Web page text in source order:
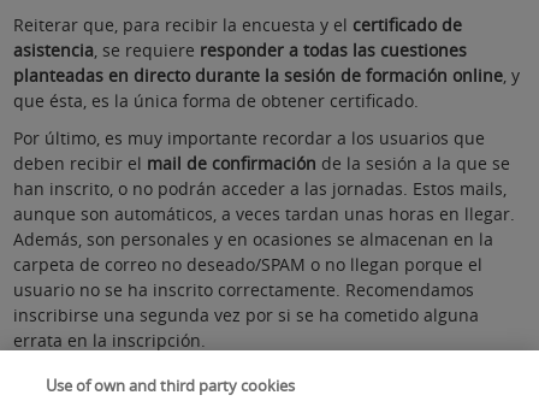
Reiterar que, para recibir la encuesta y el certificado de
asistencia , se requiere responder a todas las cuestiones
planteadas en directo durante la sesión de formación online , y
que ésta, es la única forma de obtener certificado.
Por último, es muy importante recordar a los usuarios que
deben recibir el mail de confirmación de la sesión a la que se
han inscrito, o no podrán acceder a las jornadas. Estos mails,
aunque son automáticos, a veces tardan unas horas en llegar.
Además, son personales y en ocasiones se almacenan en la
carpeta de correo no deseado/SPAM o no llegan porque el
usuario no se ha inscrito correctamente. Recomendamos
inscribirse una segunda vez por si se ha cometido alguna
errata en la inscripción.
IMPORTANTE:UNA VEZ INSCRITOS, RECIBIRÁN
Use of own and third party cookies